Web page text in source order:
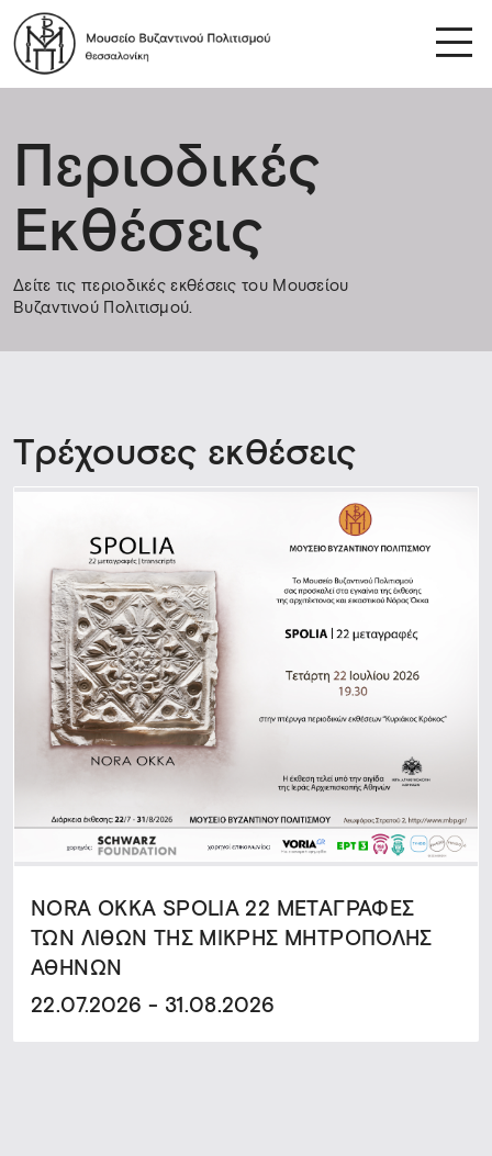
Περιοδικές
Εκθέσεις
Δείτε τις περιοδικές εκθέσεις του Μουσείου
Βυζαντινού Πολιτισμού.
Tρέχουσες εκθέσεις
NORA OKKA SPOLIA 22 ΜΕΤΑΓΡΑΦΕΣ
ΤΩΝ ΛΙΘΩΝ ΤΗΣ ΜΙΚΡΗΣ ΜΗΤΡΟΠΟΛΗΣ
ΑΘΗΝΩΝ
22.07.2026 - 31.08.2026